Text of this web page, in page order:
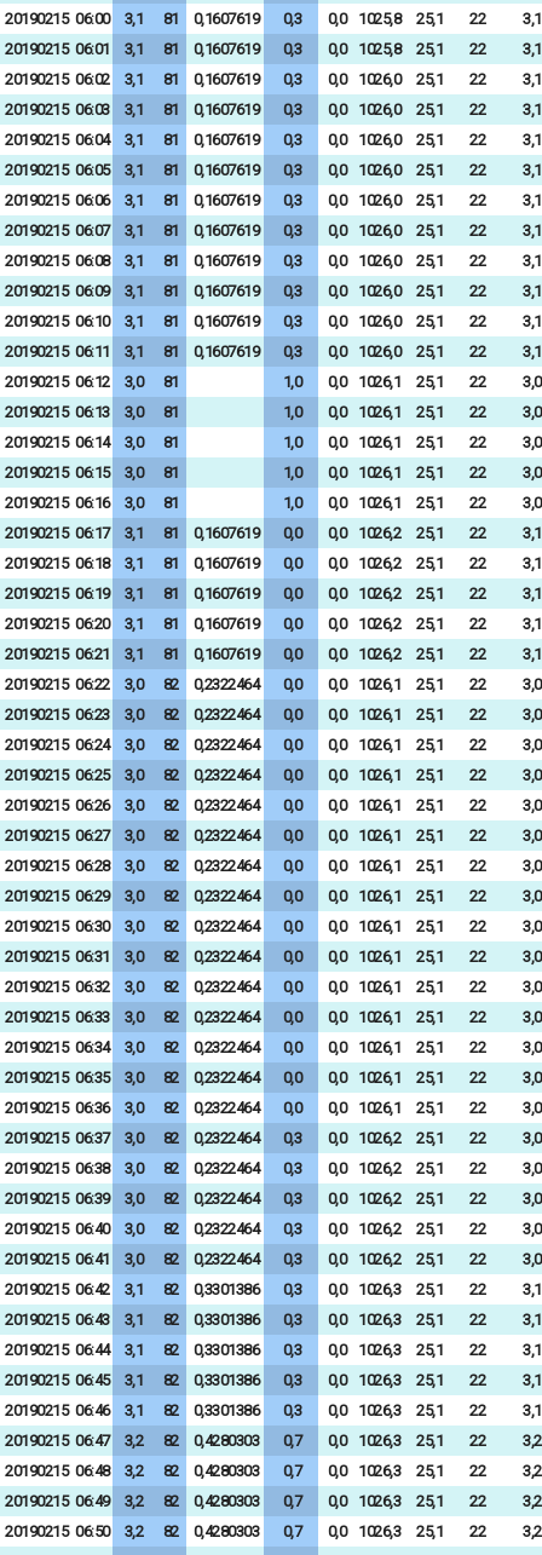
20190215 06:00 3,1 81 0,1607619 0,3 0,0 1025,8 25,1 22
3,1
20190215 06:01 3,1 81 0,1607619 0,3 0,0 1025,8 25,1 22
3,1
20190215 06:02 3,1 81 0,1607619 0,3 0,0 1026,0 25,1 22
3,1
20190215 06:03 3,1 81 0,1607619 0,3 0,0 1026,0 25,1 22
3,1
20190215 06:04 3,1 81 0,1607619 0,3 0,0 1026,0 25,1 22
3,1
20190215 06:05 3,1 81 0,1607619 0,3 0,0 1026,0 25,1 22
3,1
20190215 06:06 3,1 81 0,1607619 0,3 0,0 1026,0 25,1 22
3,1
20190215 06:07 3,1 81 0,1607619 0,3 0,0 1026,0 25,1 22
3,1
20190215 06:08 3,1 81 0,1607619 0,3 0,0 1026,0 25,1 22
3,1
20190215 06:09 3,1 81 0,1607619 0,3 0,0 1026,0 25,1 22
3,1
20190215 06:10 3,1 81 0,1607619 0,3 0,0 1026,0 25,1 22
3,1
20190215 06:11 3,1 81 0,1607619 0,3 0,0 1026,0 25,1 22
3,1
20190215 06:12 3,0 81 1,0 0,0 1026,1 25,1 22
3,0
20190215 06:13 3,0 81 1,0 0,0 1026,1 25,1 22
3,0
20190215 06:14 3,0 81 1,0 0,0 1026,1 25,1 22
3,0
20190215 06:15 3,0 81 1,0 0,0 1026,1 25,1 22
3,0
20190215 06:16 3,0 81 1,0 0,0 1026,1 25,1 22
3,0
20190215 06:17 3,1 81 0,1607619 0,0 0,0 1026,2 25,1 22
3,1
20190215 06:18 3,1 81 0,1607619 0,0 0,0 1026,2 25,1 22
3,1
20190215 06:19 3,1 81 0,1607619 0,0 0,0 1026,2 25,1 22
3,1
20190215 06:20 3,1 81 0,1607619 0,0 0,0 1026,2 25,1 22
3,1
20190215 06:21 3,1 81 0,1607619 0,0 0,0 1026,2 25,1 22
3,1
20190215 06:22 3,0 82 0,2322464 0,0 0,0 1026,1 25,1 22
3,0
20190215 06:23 3,0 82 0,2322464 0,0 0,0 1026,1 25,1 22
3,0
20190215 06:24 3,0 82 0,2322464 0,0 0,0 1026,1 25,1 22
3,0
20190215 06:25 3,0 82 0,2322464 0,0 0,0 1026,1 25,1 22
3,0
20190215 06:26 3,0 82 0,2322464 0,0 0,0 1026,1 25,1 22
3,0
20190215 06:27 3,0 82 0,2322464 0,0 0,0 1026,1 25,1 22
3,0
20190215 06:28 3,0 82 0,2322464 0,0 0,0 1026,1 25,1 22
3,0
20190215 06:29 3,0 82 0,2322464 0,0 0,0 1026,1 25,1 22
3,0
20190215 06:30 3,0 82 0,2322464 0,0 0,0 1026,1 25,1 22
3,0
20190215 06:31 3,0 82 0,2322464 0,0 0,0 1026,1 25,1 22
3,0
20190215 06:32 3,0 82 0,2322464 0,0 0,0 1026,1 25,1 22
3,0
20190215 06:33 3,0 82 0,2322464 0,0 0,0 1026,1 25,1 22
3,0
20190215 06:34 3,0 82 0,2322464 0,0 0,0 1026,1 25,1 22
3,0
20190215 06:35 3,0 82 0,2322464 0,0 0,0 1026,1 25,1 22
3,0
20190215 06:36 3,0 82 0,2322464 0,0 0,0 1026,1 25,1 22
3,0
20190215 06:37 3,0 82 0,2322464 0,3 0,0 1026,2 25,1 22
3,0
20190215 06:38 3,0 82 0,2322464 0,3 0,0 1026,2 25,1 22
3,0
20190215 06:39 3,0 82 0,2322464 0,3 0,0 1026,2 25,1 22
3,0
20190215 06:40 3,0 82 0,2322464 0,3 0,0 1026,2 25,1 22
3,0
20190215 06:41 3,0 82 0,2322464 0,3 0,0 1026,2 25,1 22
3,0
20190215 06:42 3,1 82 0,3301386 0,3 0,0 1026,3 25,1 22
3,1
20190215 06:43 3,1 82 0,3301386 0,3 0,0 1026,3 25,1 22
3,1
20190215 06:44 3,1 82 0,3301386 0,3 0,0 1026,3 25,1 22
3,1
20190215 06:45 3,1 82 0,3301386 0,3 0,0 1026,3 25,1 22
3,1
20190215 06:46 3,1 82 0,3301386 0,3 0,0 1026,3 25,1 22
3,1
20190215 06:47 3,2 82 0,4280303 0,7 0,0 1026,3 25,1 22
3,2
20190215 06:48 3,2 82 0,4280303 0,7 0,0 1026,3 25,1 22
3,2
20190215 06:49 3,2 82 0,4280303 0,7 0,0 1026,3 25,1 22
3,2
20190215 06:50 3,2 82 0,4280303 0,7 0,0 1026,3 25,1 22
3,2